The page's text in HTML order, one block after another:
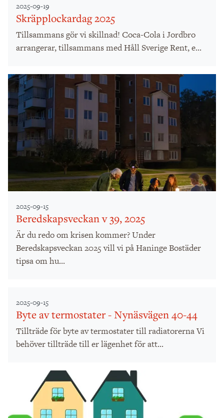
2025-09-19
Skräpplockardag 2025
Tillsammans gör vi skillnad! Coca-Cola i Jordbro
arrangerar, tillsammans med Håll Sverige Rent, e...
2025-09-15
Beredskapsveckan v 39, 2025
Är du redo om krisen kommer? Under
Beredskapsveckan 2025 vill vi på Haninge Bostäder
tipsa om hu...
2025-09-15
Byte av termostater - Nynäsvägen 40-44
Tillträde för byte av termostater till radiatorerna Vi
behöver tillträde till er lägenhet för att...